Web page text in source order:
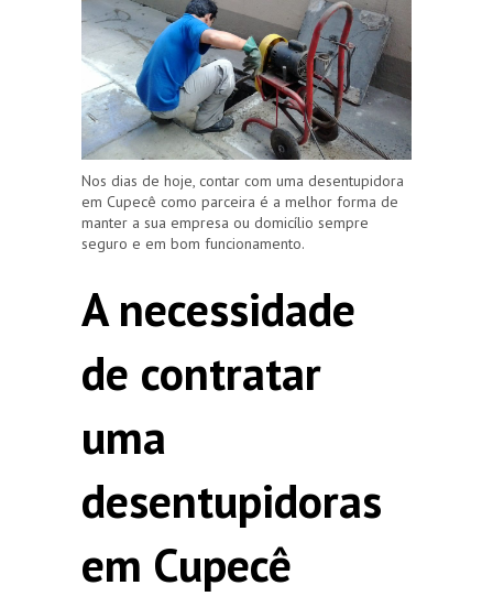
Nos dias de hoje, contar com uma desentupidora
em Cupecê como parceira é a melhor forma de
manter a sua empresa ou domicílio sempre
seguro e em bom funcionamento.
A necessidade
de contratar
uma
desentupidoras
em Cupecê